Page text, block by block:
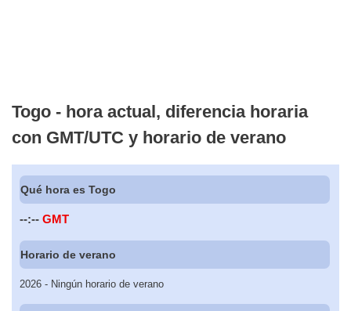
Togo - hora actual, diferencia horaria
con GMT/UTC y horario de verano
Qué hora es Togo
--:-- GMT
Horario de verano
2026 - Ningún horario de verano